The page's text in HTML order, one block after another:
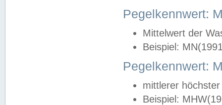
Pegelkennwert:
Mittelwert der
Beispiel:
Pegelkennwert:
mittlerer
Beispiel: